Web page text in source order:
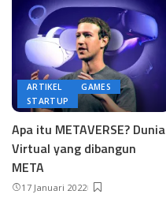
ARTIKEL
GAMES
STARTUP
Apa itu METAVERSE? Dunia
Virtual yang dibangun
META
17 Januari 2022